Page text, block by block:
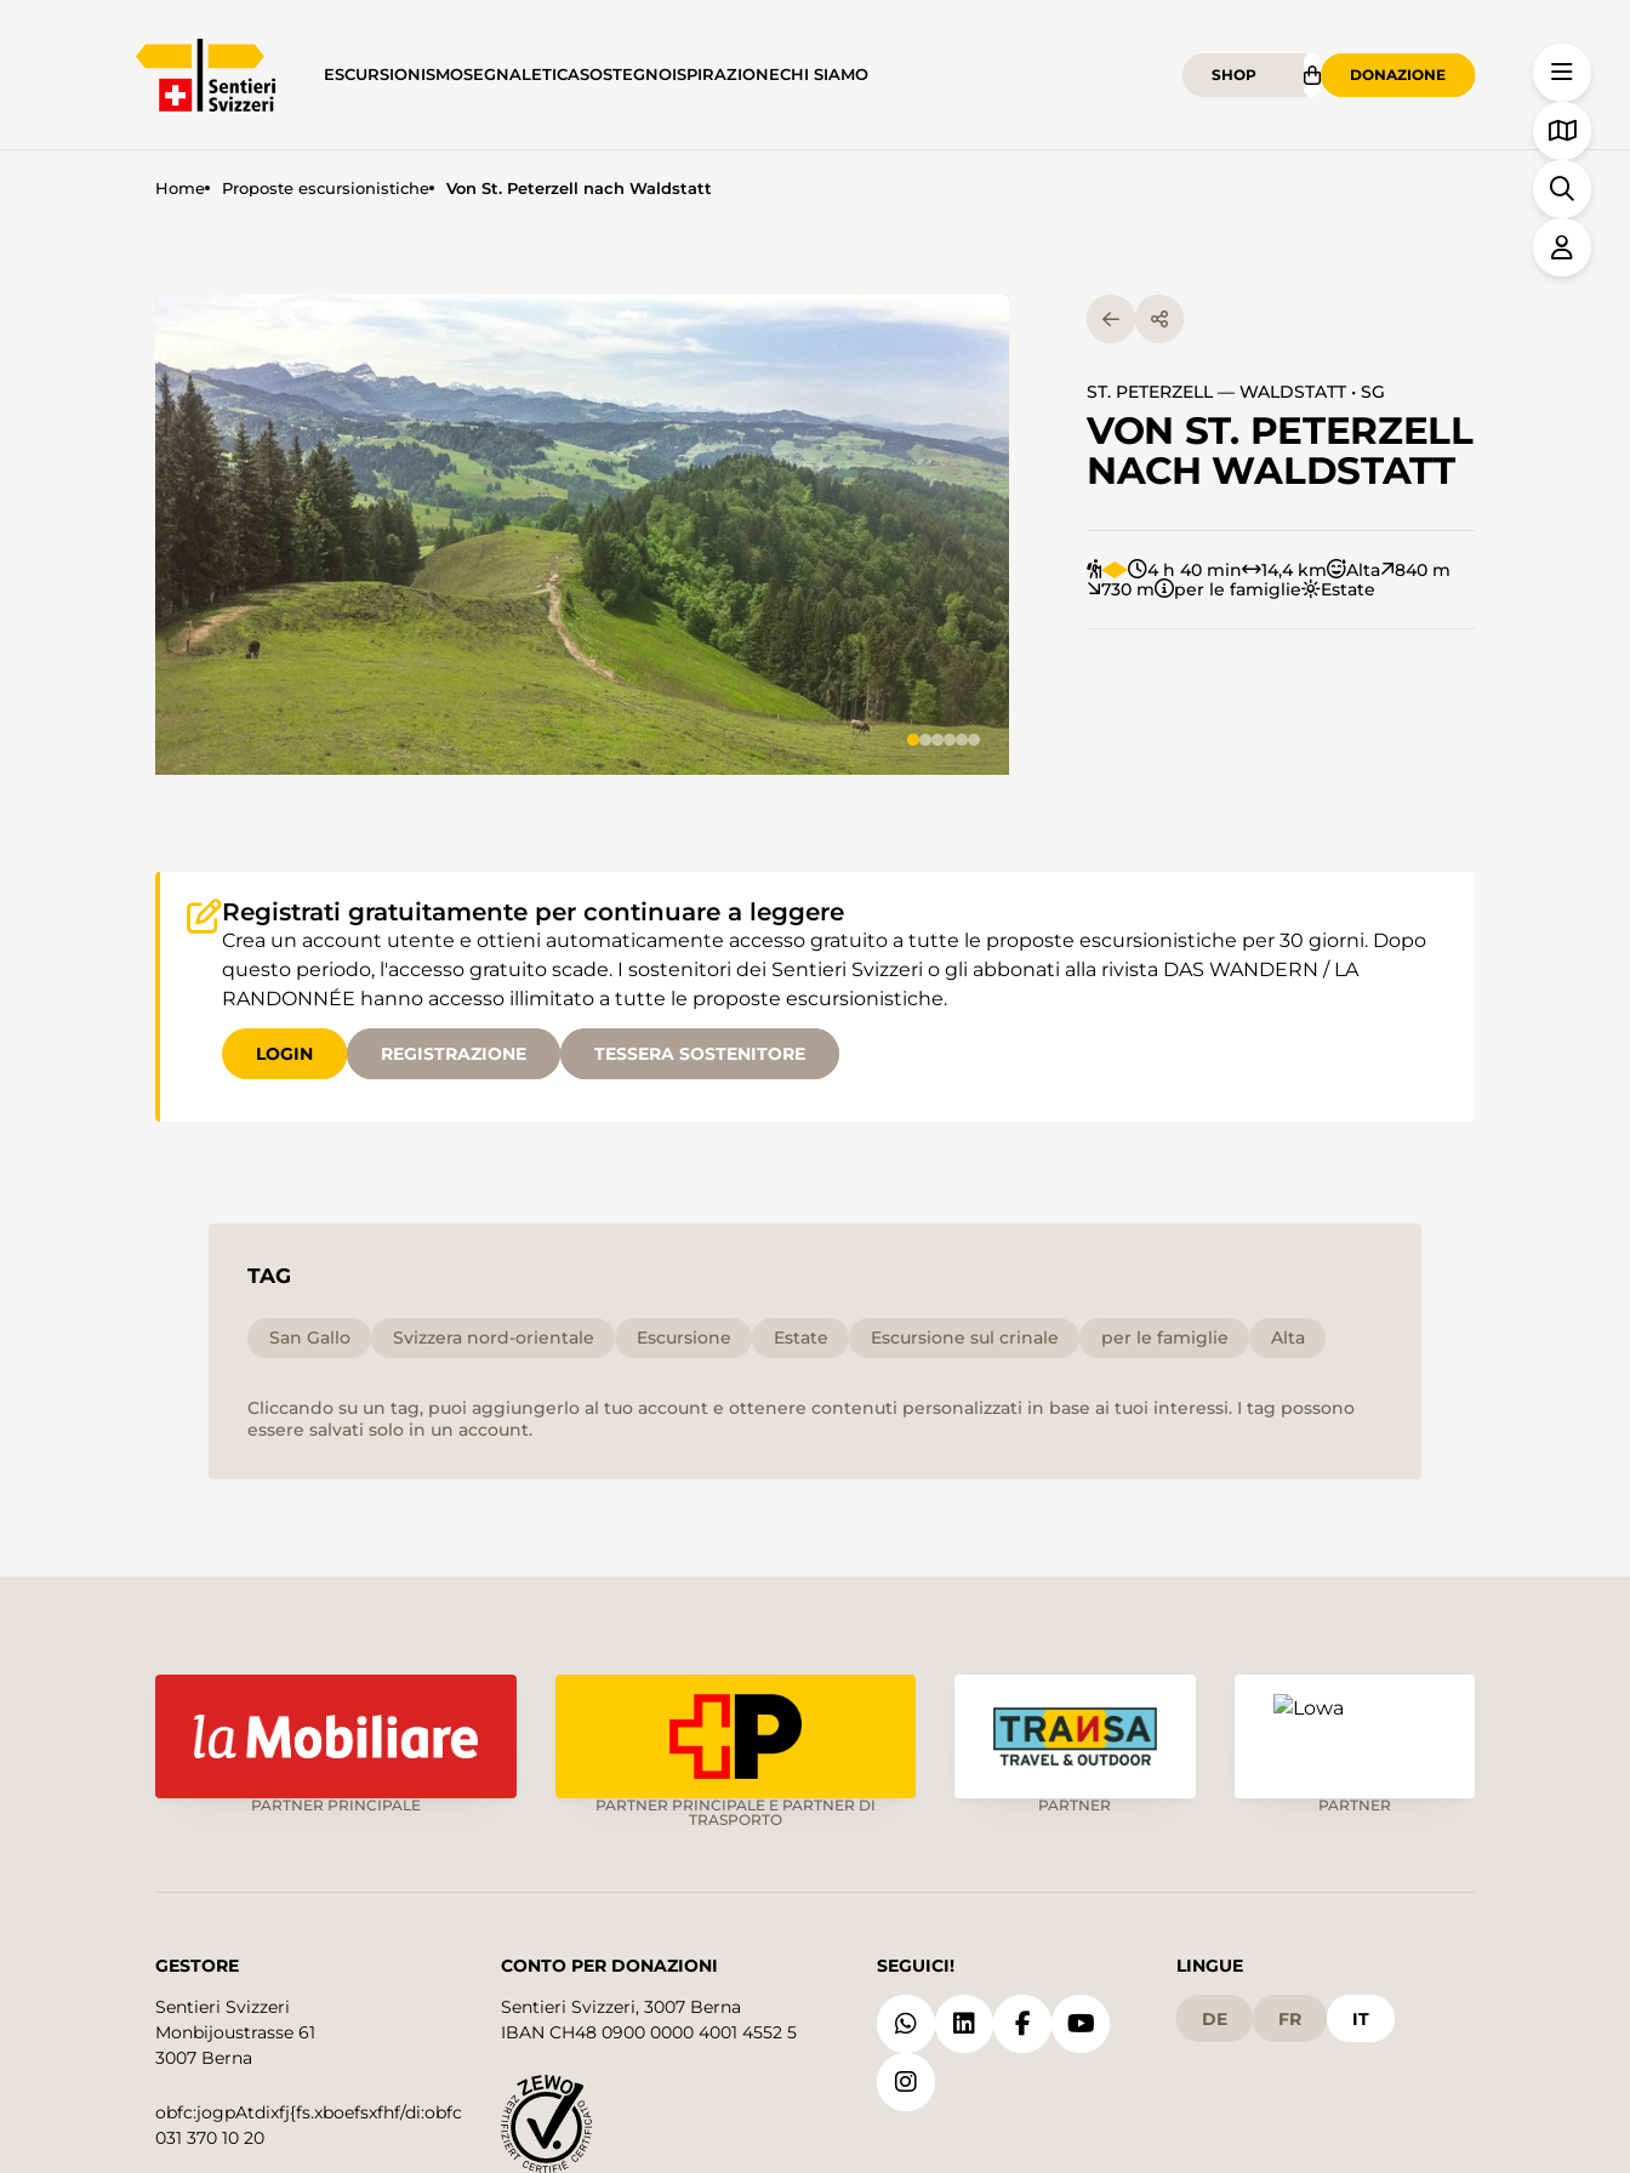
ESCURSIONISMOSEGNALETICASOSTEGNOISPIRAZIONECHI SIAMO SHOP DONAZIONE
Home Proposte escursionistiche Von St. Peterzell nach Waldstatt
ST. PETERZELL — WALDSTATT • SG
VON ST. PETERZELL
NACH WALDSTATT
4 h 40 min 14,4 km Alta
840 m
730 m
per le famiglie Estate
Registrati gratuitamente per continuare a leggere
Crea un account utente e ottieni automaticamente accesso gratuito a tutte le proposte escursionistiche per 30 giorni. Dopo
questo periodo, l'accesso gratuito scade. I sostenitori dei Sentieri Svizzeri o gli abbonati alla rivista DAS WANDERN / LA
RANDONNÉE hanno accesso illimitato a tutte le proposte escursionistiche.
LOGIN REGISTRAZIONE TESSERA SOSTENITORE
TAG
San Gallo Svizzera nord-orientale Escursione Estate Escursione sul crinale per le famiglie Alta
Cliccando su un tag, puoi aggiungerlo al tuo account e ottenere contenuti personalizzati in base ai tuoi interessi. I tag possono
essere salvati solo in un account.
PARTNER PRINCIPALE
PARTNER PRINCIPALE E PARTNER DI
TRASPORTO
PARTNER PARTNER
GESTORE
Sentieri Svizzeri
Monbijoustrasse 61
3007 Berna
obfc:jogpAtdixfj{fs.xboefsxfhf/di:obfc
031 370 10 20
CONTO PER DONAZIONI
Sentieri Svizzeri, 3007 Berna
IBAN CH48 0900 0000 4001 4552 5
SEGUICI! LINGUE
DE FR IT